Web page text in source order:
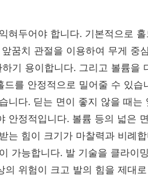
혀두어야 합니다. 기본적으로
꿈치 관절을 이용하여 무게 중
기 용이합니다. 그리고 볼륨을
를 안정적으로 밀어줄 수 있
니다. 딛는 면이 좋지 않을 때는
안정적입니다. 볼륨 등의 넓은
는 힘이 크기가 마찰력과 비례
가능합니다. 발 기술을 클라이
의 위험이 크고 발의 힘을 제대